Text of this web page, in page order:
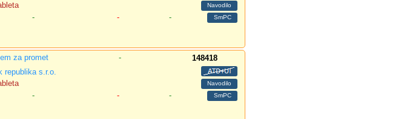
- - -
za promet -
148418
republika s.r.o.
- - -